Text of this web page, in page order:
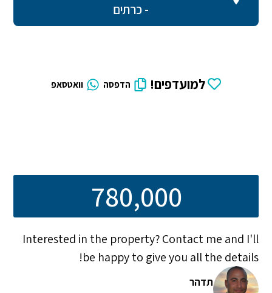
- כרתים
למועדפים! הדפסה וואטסאפ
780,000
Interested in the property? Contact me and I'll
be happy to give you all the details!
תדהר